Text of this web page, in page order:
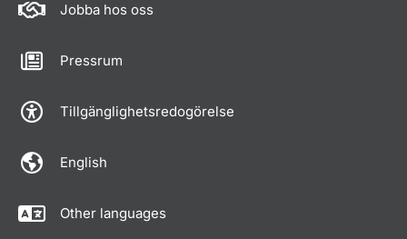
Jobba hos oss
Pressrum
Tillgänglighetsredogörelse
English
Other languages